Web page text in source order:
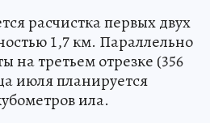
расчистка первых двух
1,7 км. Параллельно
на третьем отрезке (356
июля планируется
ила.